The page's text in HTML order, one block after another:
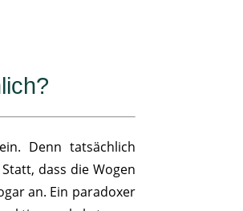
Denn tatsächlich
dass die Wogen
an. Ein paradoxer